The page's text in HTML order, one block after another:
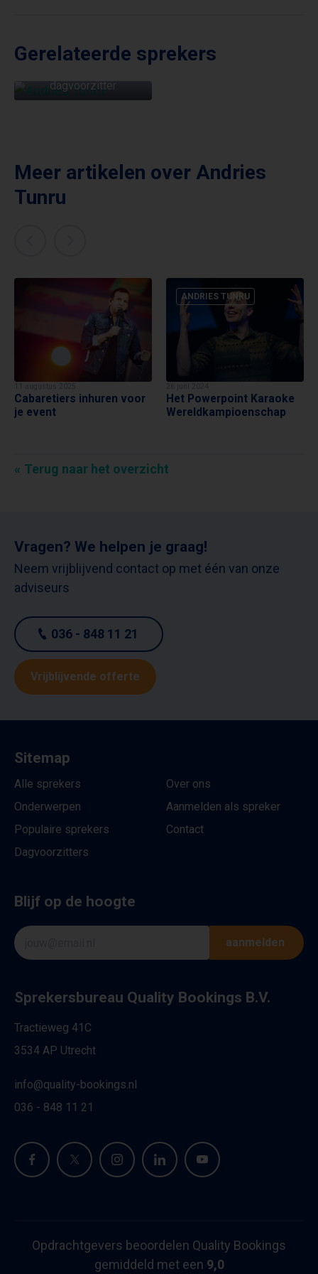
Gerelateerde sprekers
ANDRIES TUNRU
dagvoorzitter
Meer artikelen over Andries
Tunru
Cabaretiers inhuren voor
je event
ANDRIES TUNRU
Het Powerpoint Karaoke
Wereldkampioenschap
Terug naar het overzicht
Vragen? We helpen je graag!
Neem vrijblijvend contact op met één van onze
adviseurs
036 - 848 11 21
Vrijblijvende offerte
Sitemap
Alle sprekers
Onderwerpen
Populaire sprekers
Dagvoorzitters
Over ons
Aanmelden als spreker
Contact
Blijf op de hoogte
aanmelden
Sprekersbureau Quality Bookings B.V.
Tractieweg 41C
3534 AP Utrecht
info@quality-bookings.nl
036 - 848 11 21
Opdrachtgevers beoordelen Quality Bookings
gemiddeld met een 9,0